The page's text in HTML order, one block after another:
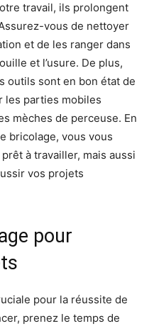
travail, ils prolongent
vous de nettoyer
et de les ranger dans
et l’usure. De plus,
outils sont en bon état de
les parties mobiles
mèches de perceuse. En
bricolage, vous vous
à travailler, mais aussi
vos projets
pour
pour la réussite de
prenez le temps de